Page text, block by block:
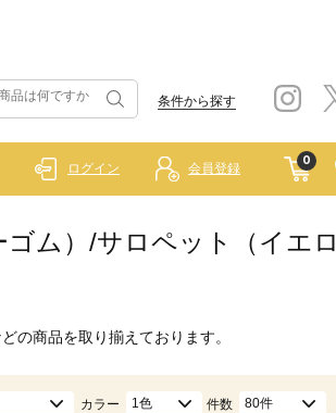
条件から探す
0
ログイン 会員登録
ム）/サロペット（イエロ
の商品を取り揃えております。
カラー 1色 件数 80件